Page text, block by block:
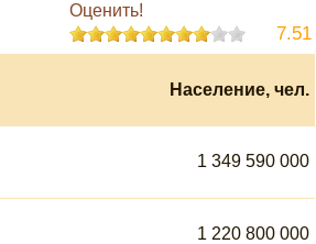
Оценить!
7.51
Население, чел.
1 349 590 000
1 220 800 000